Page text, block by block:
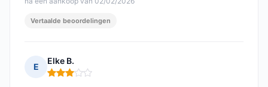
Vertaalde beoordelingen
E
Elke B.
Opmerking: 3 van 5